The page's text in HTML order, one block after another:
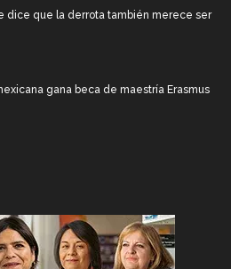
dice que la derrota también merece ser
gana beca de maestría Erasmus